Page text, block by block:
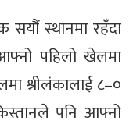
सयौं स्थानमा रहँदा
पहिलो खेलमा
श्रीलंकालाई ८–०
पनि आफ्नो